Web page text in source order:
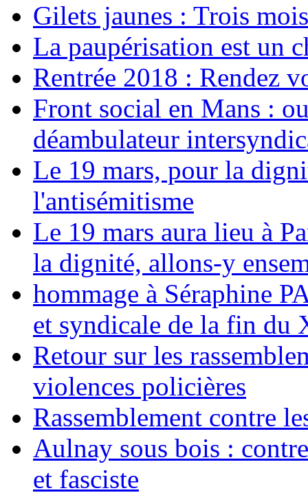
Gilets jaunes : Trois
La paupérisation est un
Rentrée 2018 : Rendez
Front social en Mans :
déambulateur
Le 19 mars, pour la
l'antisémitisme
Le 19 mars aura lieu à
la dignité, allons-y
hommage à Séraphine
et syndicale de la fin du
Retour sur les
violences policières
Rassemblement contre
Aulnay sous bois :
et fasciste